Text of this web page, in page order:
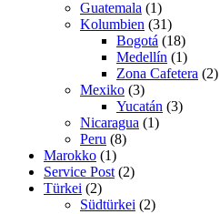
Guatemala (1)
Kolumbien (31)
Bogotá (18)
Medellín (1)
Zona Cafetera (2)
Mexiko (3)
Yucatán (3)
Nicaragua (1)
Peru (8)
Marokko (1)
Service Post (2)
Türkei (2)
Südtürkei (2)